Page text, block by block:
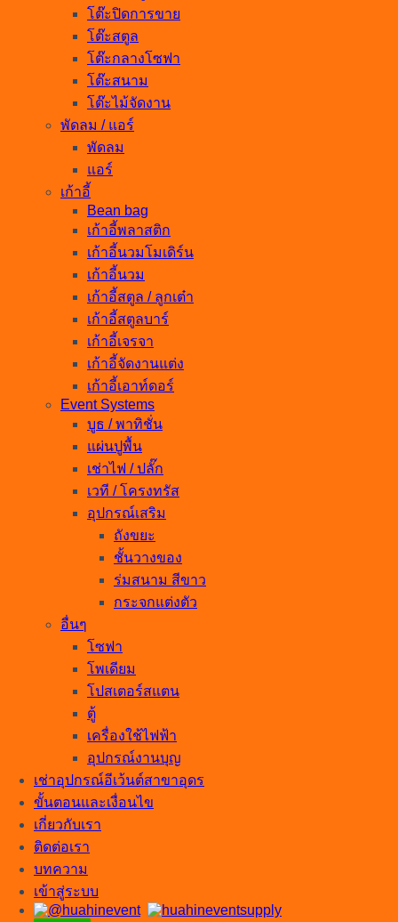
โต๊ะปิดการขาย
โต๊ะสตูล
โต๊ะกลางโซฟา
โต๊ะสนาม
โต๊ะไม้จัดงาน
พัดลม / แอร์
พัดลม
แอร์
เก้าอี้
Bean bag
เก้าอี้พลาสติก
เก้าอี้นวมโมเดิร์น
เก้าอี้นวม
เก้าอี้สตูล / ลูกเต๋า
เก้าอี้สตูลบาร์
เก้าอี้เจรจา
เก้าอี้จัดงานแต่ง
เก้าอี้เอาท์ดอร์
Event Systems
บูธ / พาทิชั่น
แผ่นปูพื้น
เช่าไฟ / ปลั๊ก
เวที / โครงทรัส
อุปกรณ์เสริม
ถังขยะ
ชั้นวางของ
ร่มสนาม สีขาว
กระจกแต่งตัว
อื่นๆ
โซฟา
โพเดียม
โปสเตอร์สแตน
ตู้
เครื่องใช้ไฟฟ้า
อุปกรณ์งานบุญ
เช่าอุปกรณ์อีเว้นต์สาขาอุดร
ขั้นตอนและเงื่อนไข
เกี่ยวกับเรา
ติดต่อเรา
บทความ
เข้าสู่ระบบ